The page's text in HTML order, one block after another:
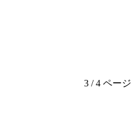
3 / 4 ページ